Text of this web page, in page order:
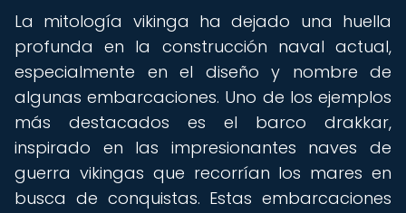
La mitología vikinga ha dejado una huella
profunda en la construcción naval actual,
especialmente en el diseño y nombre de
algunas embarcaciones. Uno de los ejemplos
más destacados es el barco drakkar,
inspirado en las impresionantes naves de
guerra vikingas que recorrían los mares en
busca de conquistas. Estas embarcaciones